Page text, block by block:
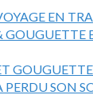
EN
GOUGUETTE
SON